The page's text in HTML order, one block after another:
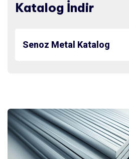
Katalog İndir
Senoz Metal Katalog